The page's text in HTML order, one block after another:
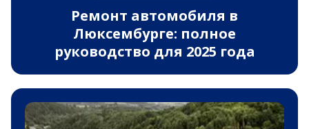
Ремонт автомобиля в
Люксембурге: полное
руководство для 2025 года